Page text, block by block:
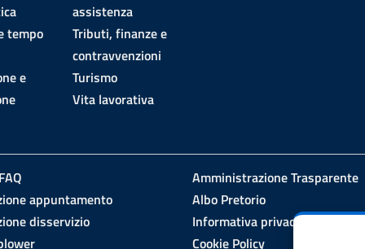
tempo
e
assistenza
Tributi, finanze e
contravvenzioni
Turismo
Vita lavorativa
appuntamento
disservizio
Amministrazione Trasparente
Albo Pretorio
Informativa privacy
Cookie Policy